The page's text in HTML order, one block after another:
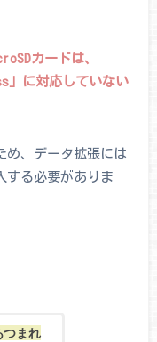
カードは、
」に対応していない
め、データ拡張には
する必要がありま
まれ